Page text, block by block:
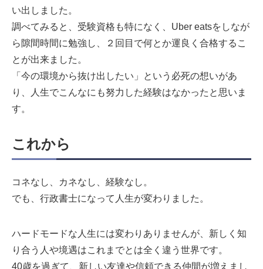
い出しました。
調べてみると、受験資格も特になく、Uber eatsをしなが
ら隙間時間に勉強し、２回目で何とか運良く合格するこ
とが出来ました。
「今の環境から抜け出したい」という必死の想いがあ
り、人生でこんなにも努力した経験はなかったと思いま
す。
これから
コネなし、カネなし、経験なし。
でも、行政書士になって人生が変わりました。
ハードモードな人生には変わりありませんが、新しく知
り合う人や境遇はこれまでとは全く違う世界です。
40歳を過ぎて、新しい友達や信頼できる仲間が増えまし